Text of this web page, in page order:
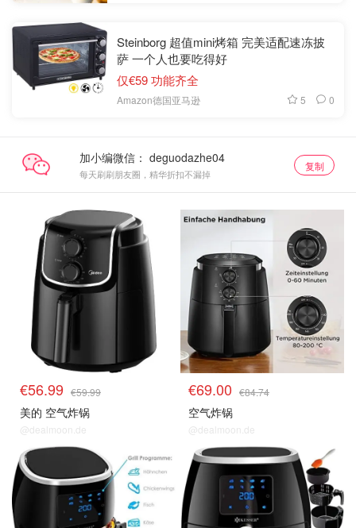
Steinborg 超值mini烤箱 完美适配速冻披
萨 一个人也要吃得好
仅€59 功能齐全
Amazon德国亚马逊 5 0
加小编微信：
每天刷刷朋友圈，精华折扣不漏掉
复制
空气炸锅
€56.99 €59.99
美的 空气炸锅
@dealmoon.de
空气炸锅
€69.00 €84.74
空气炸锅
@dealmoon.de
空气炸锅 空气炸锅